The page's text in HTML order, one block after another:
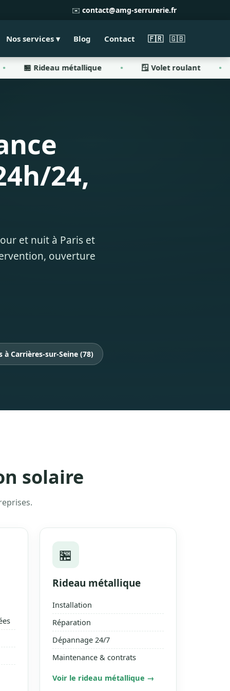
✉️ contact@amg-serrurerie.fr
Nos services ▾ Blog Contact 🇫🇷 🇬🇧
métallique 🪟 Volet roulant ☀️ Store
24,
et nuit à Paris et
ouverture
à Carrières-sur-Seine (78)
solaire
🏪
Rideau métallique
Installation
Réparation
Dépannage 24/7
Maintenance & contrats
Voir le rideau métallique →